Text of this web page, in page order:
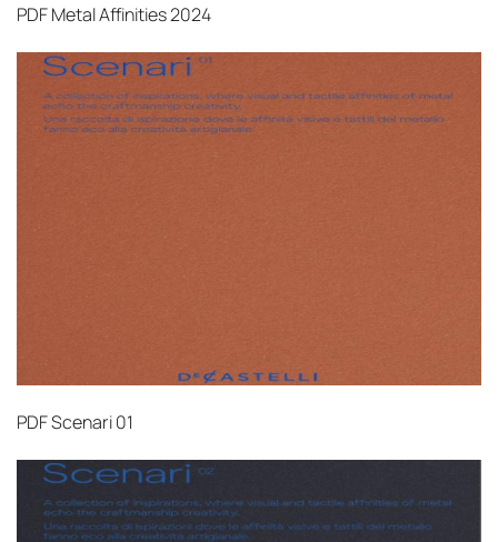
PDFMetal Affinities 2024
PDFScenari 01